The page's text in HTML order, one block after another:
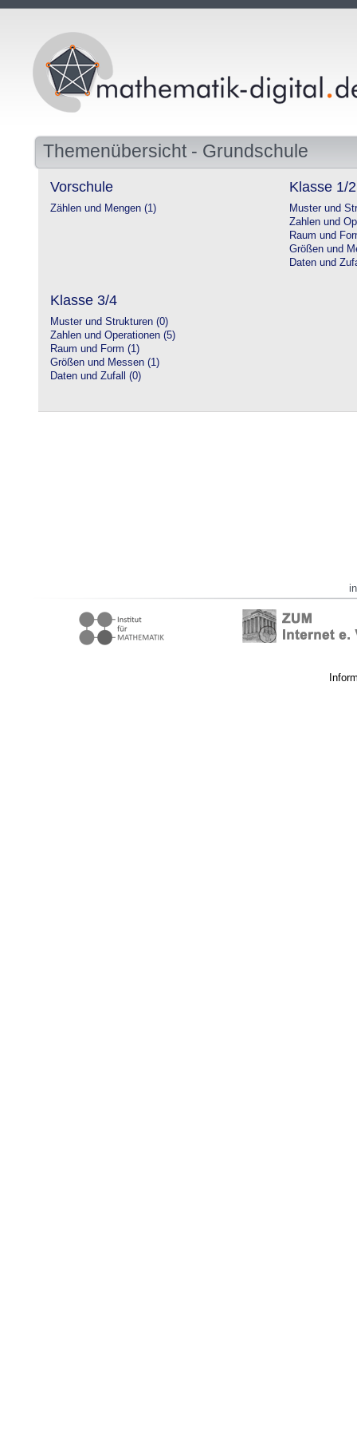
Themenübersicht - Grundschule
Vorschule
Zählen und Mengen (1)
Klasse 1/2
Muster und
Zahlen und
Raum und
Größen und
Daten und
Klasse 3/4
Muster und Strukturen (0)
Zahlen und Operationen (5)
Raum und Form (1)
Größen und Messen (1)
Daten und Zufall (0)